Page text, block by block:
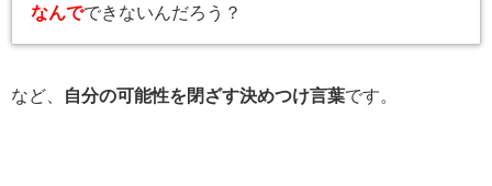
なんでできないんだろう？
など、 自分の可能性を閉ざす決めつけ言葉です。